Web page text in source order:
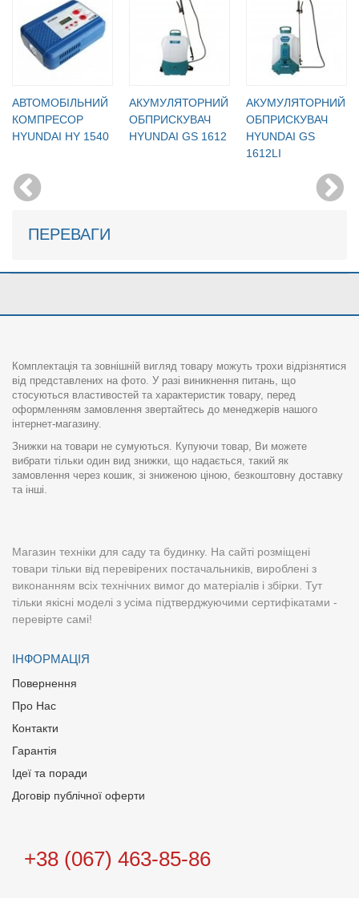
АВТОМОБІЛЬНИЙ
КОМПРЕСОР
HYUNDAI HY 1540
АКУМУЛЯТОРНИЙ
ОБПРИСКУВАЧ
HYUNDAI GS 1612
АКУМУЛЯТОРНИЙ
ОБПРИСКУВАЧ
HYUNDAI GS
1612LI
ПЕРЕВАГИ
Комплектація та зовнішній вигляд товару можуть трохи відрізнятися
від представлених на фото. У разі виникнення питань, що
стосуються властивостей та характеристик товару, перед
оформленням замовлення звертайтесь до менеджерів нашого
інтернет-магазину.
Знижки на товари не сумуються. Купуючи товар, Ви можете
вибрати тільки один вид знижки, що надається, такий як
замовлення через кошик, зі зниженою ціною, безкоштовну доставку
та інші.
Магазин техніки для саду та будинку. На сайті розміщені
товари тільки від перевірених постачальників, вироблені з
виконанням всіх технічних вимог до матеріалів і збірки. Тут
тільки якісні моделі з усіма підтверджуючими сертифікатами -
перевірте самі!
ІНФОРМАЦІЯ
Повернення
Про Нас
Контакти
Гарантія
Ідеї та поради
Договір публічної оферти
+38 (067) 463-85-86